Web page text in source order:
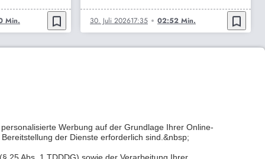
Min. bookmark_border 30. Juli 202617:35 02:52 Min. bookmark_border